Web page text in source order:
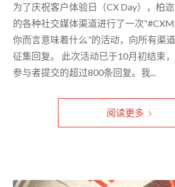
为了庆祝客户体验日（CX Day），柏
的各种社交媒体渠道进行了一次
你而言意味着什么”的活动，向所有渠
征集回复。 此次活动已于10月初结束
参与者提交的超过800条回复。我...
阅读更多